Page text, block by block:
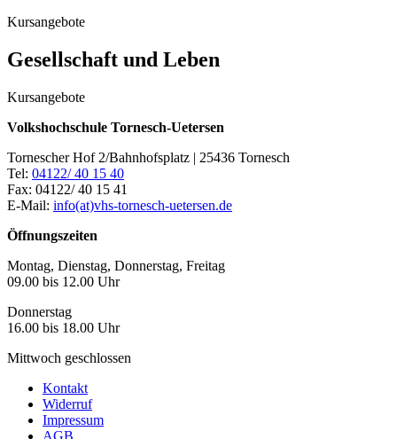
Kursangebote
Gesellschaft und Leben
Kursangebote
Volkshochschule Tornesch-Uetersen
Tornescher Hof 2/Bahnhofsplatz | 25436 Tornesch
Tel: 04122/ 40 15 40
Fax: 04122/ 40 15 41
E-Mail: info(at)vhs-tornesch-uetersen.de
Öffnungszeiten
Montag, Dienstag, Donnerstag, Freitag
09.00 bis 12.00 Uhr
Donnerstag
16.00 bis 18.00 Uhr
Mittwoch geschlossen
Kontakt
Widerruf
Impressum
AGB